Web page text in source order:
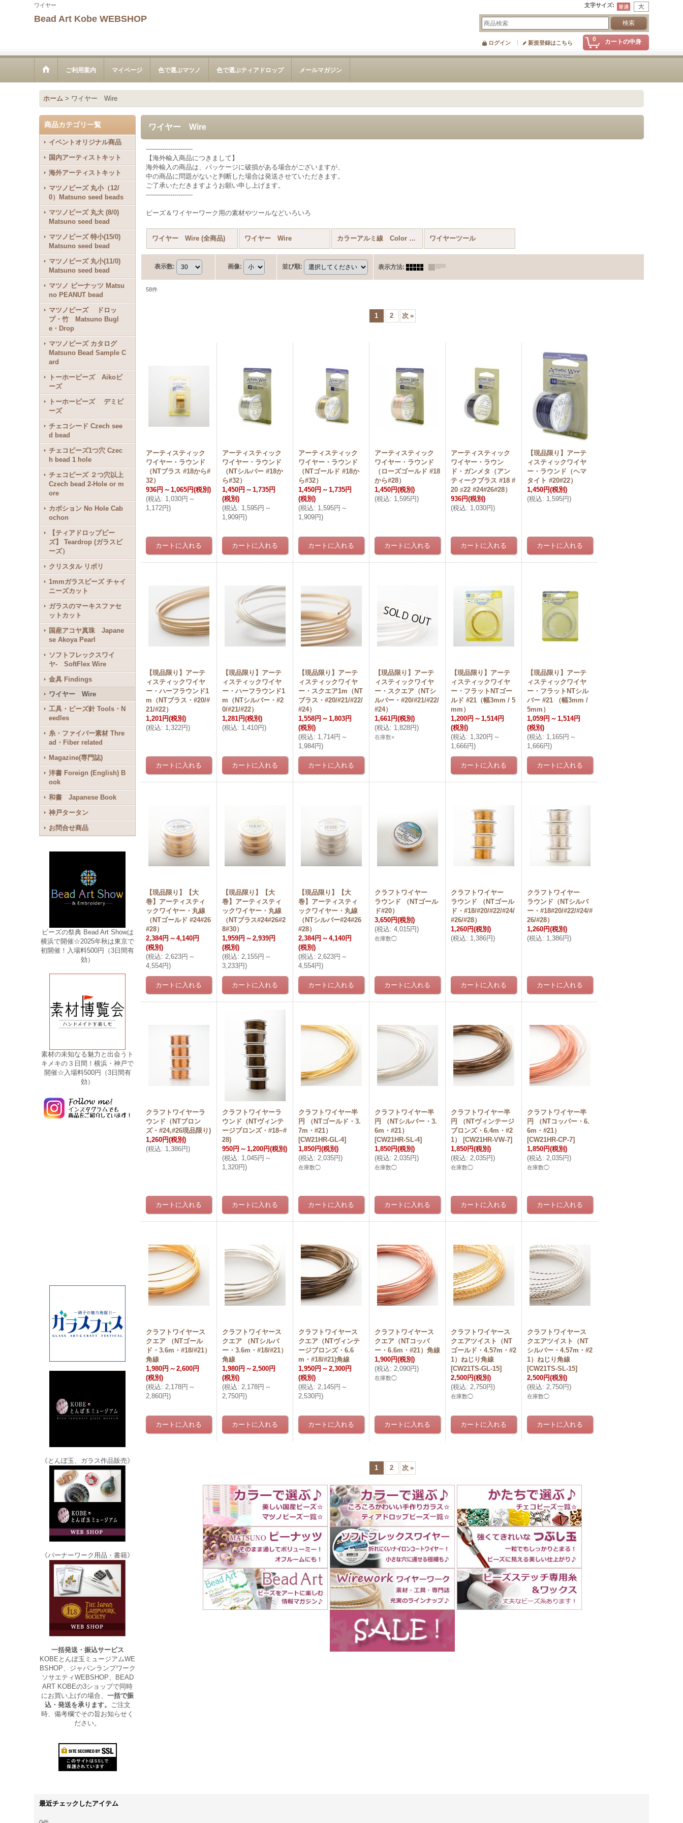
ワイヤー 文字サイズ:
Bead Art Kobe WEBSHOP
0 カートの中身
ログイン 新規登録はこちら
ご利用案内 マイページ 色で選ぶマツノ 色で選ぶティアドロップ メールマガジン
ホーム > ワイヤー Wire
商品カテゴリ一覧
イベントオリジナル商品
国内アーティストキット
海外アーティストキット
マツノビーズ 丸小（12/
0）Matsuno seed beads
マツノビーズ 丸大 (8/0)
Matsuno seed bead
マツノビーズ 特小(15/0)
Matsuno seed bead
マツノビーズ 丸小(11/0)
Matsuno seed bead
マツノ ピーナッツ Matsu
no PEANUT bead
マツノビーズ ドロッ
プ・竹 Matsuno Bugl
e・Drop
マツノビーズ カタログ
Matsuno Bead Sample C
ard
トーホービーズ Aikoビ
ーズ
トーホービーズ デミビ
ーズ
チェコシード Czech see
d bead
チェコビーズ1つ穴 Czec
h bead 1 hole
チェコビーズ ２つ穴以上
Czech bead 2-Hole or m
ore
カボション No Hole Cab
ochon
【ティアドロップビー
ズ】 Teardrop (ガラスビ
ーズ）
クリスタル リボリ
1mmガラスビーズ チャイ
ニーズカット
ガラスのマーキスファセ
ットカット
国産アコヤ真珠 Japane
se Akoya Pearl
ソフトフレックスワイ
ヤ- SoftFlex Wire
金具 Findings
ワイヤー Wire
工具・ビーズ針 Tools・N
eedles
糸・ファイバー素材 Thre
ad・Fiber related
Magazine(専門誌)
洋書 Foreign (English) B
ook
和書 Japanese Book
神戸タータン
お問合せ商品
ビーズの祭典 Bead Art Showは
横浜で開催☆2025年秋は東京で
初開催！入場料500円（3日間有
効）
素材の未知なる魅力と出会うト
キメキの３日間！横浜・神戸で
開催☆入場料500円（3日間有
効）
《とんぼ玉、ガラス作品販売》
《バーナーワーク用品・書籍》
一括発送・振込サービス
KOBEとんぼ玉ミュージアムWE
BSHOP、ジャパンランプワーク
ソサエティWEBSHOP、BEAD
ART KOBEの3ショップで同時
にお買い上げの場合、一括で振
込・発送を承ります。 ご注文
時、備考欄でその旨お知らせく
ださい。
ワイヤー Wire
-----------------------
【海外輸入商品につきまして】
海外輸入の商品は、パッケージに破損がある場合がございますが、
中の商品に問題がないと判断した場合は発送させていただきます。
ご了承いただきますようお願い申し上げます。
-----------------------
ビーズ＆ワイヤーワーク用の素材やツールなどいろいろ
ワイヤー Wire (全商品) ワイヤー Wire カラーアルミ線 Color Aluminum Wire ワイヤーツール
表示数: 画像: 並び順: 表示方法:
58件
1 2 次 »
アーティスティック
ワイヤー・ラウンド
（NTブラス #18から#
32）
936円 ～ 1,065円(税別)
(税込: 1,030円 ～
1,172円)
アーティスティック
ワイヤー・ラウンド
（NTシルバー #18か
ら#32）
1,450円 ～ 1,735円
(税別)
(税込: 1,595円 ～
1,909円)
アーティスティック
ワイヤー・ラウンド
（NTゴールド #18か
ら#32）
1,450円 ～ 1,735円
(税別)
(税込: 1,595円 ～
1,909円)
アーティスティック
ワイヤー・ラウンド
（ローズゴールド #18
から#28）
1,450円(税別)
(税込: 1,595円)
アーティスティック
ワイヤー・ラウン
ド・ガンメタ（アン
ティークブラス #18 #
20 ♯22 #24#26#28）
936円(税別)
(税込: 1,030円)
【現品限り】アーテ
ィスティックワイヤ
ー・ラウンド（ヘマ
タイト #20#22）
1,450円(税別)
(税込: 1,595円)
【現品限り】アーテ
ィスティックワイヤ
ー・ハーフラウンド1
m（NTブラス・#20/#
21/#22）
1,201円(税別)
(税込: 1,322円)
【現品限り】アーテ
ィスティックワイヤ
ー・ハーフラウンド1
m（NTシルバー・#2
0/#21/#22）
1,281円(税別)
(税込: 1,410円)
【現品限り】アーテ
ィスティックワイヤ
ー・スクエア1m（NT
ブラス・#20/#21/#22/
#24）
1,558円 ～ 1,803円
(税別)
(税込: 1,714円 ～
1,984円)
【現品限り】アーテ
ィスティックワイヤ
ー・スクエア（NTシ
ルバー・#20/#21/#22/
#24）
1,661円(税別)
(税込: 1,828円)
在庫数×
【現品限り】アーテ
ィスティックワイヤ
ー・フラットNTゴー
ルド #21（幅3mm / 5
mm）
1,200円 ～ 1,514円
(税別)
(税込: 1,320円 ～
1,666円)
【現品限り】アーテ
ィスティックワイヤ
ー・フラットNTシル
バー #21 （幅3mm /
5mm）
1,059円 ～ 1,514円
(税別)
(税込: 1,165円 ～
1,666円)
【現品限り】【大
巻】アーティスティ
ックワイヤー・丸線
（NTゴールド #24#26
#28）
2,384円 ～ 4,140円
(税別)
(税込: 2,623円 ～
4,554円)
【現品限り】【大
巻】アーティスティ
ックワイヤー・丸線
（NTブラス#24#26#2
8#30）
1,959円 ～ 2,939円
(税別)
(税込: 2,155円 ～
3,233円)
【現品限り】【大
巻】アーティスティ
ックワイヤー・丸線
（NTシルバー#24#26
#28）
2,384円 ～ 4,140円
(税別)
(税込: 2,623円 ～
4,554円)
クラフトワイヤー
ラウンド （NTゴール
ド#20）
3,650円(税別)
(税込: 4,015円)
在庫数◯
クラフトワイヤー
ラウンド （NTゴール
ド・#18/#20/#22/#24/
#26/#28）
1,260円(税別)
(税込: 1,386円)
クラフトワイヤー
ラウンド（NTシルバ
ー・#18#20/#22/#24/#
26/#28）
1,260円(税別)
(税込: 1,386円)
クラフトワイヤーラ
ウンド（NTブロン
ズ・#24,#26現品限り)
1,260円(税別)
(税込: 1,386円)
クラフトワイヤーラ
ウンド（NTヴィンテ
ージブロンズ・#18~#
28)
950円 ～ 1,200円(税別)
(税込: 1,045円 ～
1,320円)
クラフトワイヤー半
円 （NTゴールド・3.
7m・#21）
[CW21HR-GL-4]
1,850円(税別)
(税込: 2,035円)
在庫数◯
クラフトワイヤー半
円 （NTシルバー・3.
6m・#21）
[CW21HR-SL-4]
1,850円(税別)
(税込: 2,035円)
在庫数◯
クラフトワイヤー半
円 （NTヴィンテージ
ブロンズ・6.4m・#2
1）
[CW21HR-VW-7]
1,850円(税別)
(税込: 2,035円)
在庫数◯
クラフトワイヤー半
円 （NTコッパー・6.
6m・#21）
[CW21HR-CP-7]
1,850円(税別)
(税込: 2,035円)
在庫数◯
クラフトワイヤース
クエア （NTゴール
ド・3.6m・#18/#21）
角線
1,980円 ～ 2,600円
(税別)
(税込: 2,178円 ～
2,860円)
クラフトワイヤース
クエア （NTシルバ
ー・3.6m・#18/#21）
角線
1,980円 ～ 2,500円
(税別)
(税込: 2,178円 ～
2,750円)
クラフトワイヤース
クエア（NTヴィンテ
ージブロンズ・6.6
m・#18/#21)角線
1,950円 ～ 2,300円
(税別)
(税込: 2,145円 ～
2,530円)
クラフトワイヤース
クエア（NTコッパ
ー・6.6m・#21）角線
1,900円(税別)
(税込: 2,090円)
在庫数◯
クラフトワイヤース
クエアツイスト（NT
ゴールド・4.57m・#2
1）ねじり角線
[CW21TS-GL-15]
2,500円(税別)
(税込: 2,750円)
在庫数◯
クラフトワイヤース
クエアツイスト（NT
シルバー・4.57m・#2
1）ねじり角線
[CW21TS-SL-15]
2,500円(税別)
(税込: 2,750円)
在庫数◯
1 2 次 »
最近チェックしたアイテム